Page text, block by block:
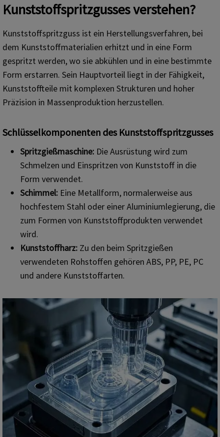
Kunststoffspritzgusses verstehen?
Kunststoffspritzguss ist ein Herstellungsverfahren, bei
dem Kunststoffmaterialien erhitzt und in eine Form
gespritzt werden, wo sie abkühlen und in eine bestimmte
Form erstarren. Sein Hauptvorteil liegt in der Fähigkeit,
Kunststoffteile mit komplexen Strukturen und hoher
Präzision in Massenproduktion herzustellen.
Schlüsselkomponenten des Kunststoffspritzgusses
Spritzgießmaschine: Die Ausrüstung wird zum
Schmelzen und Einspritzen von Kunststoff in die
Form verwendet.
Schimmel: Eine Metallform, normalerweise aus
hochfestem Stahl oder einer Aluminiumlegierung, die
zum Formen von Kunststoffprodukten verwendet
wird.
Kunststoffharz: Zu den beim Spritzgießen
verwendeten Rohstoffen gehören ABS, PP, PE, PC
und andere Kunststoffarten.